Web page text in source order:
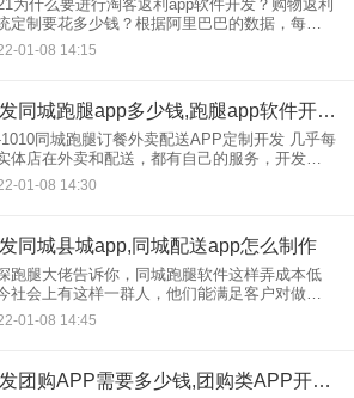
为什么要进行淘客返利app软件开发？购物返利
定制要花多少钱？根据阿里巴巴的数据，每天
三四点还是有很多人在淘宝、天猫等平台购
他们怎么赚钱？更重要的是，现在腾讯的名头
01-08 14:15
开发同城跑腿app多少钱,跑腿app软件开发多少钱
同城跑腿订餐外卖配送APP定制开发 几乎每
体店在外卖和配送，都有自己的服务，开发同
外卖跑腿订餐，配送APP有很大的商机。但这
同城跑腿订餐、外卖配送APP、开发？需花多
01-08 14:30
同城县城app,同城配送app怎么制作
跑腿大佬告诉你，同城跑腿软件这样弄成本低
社会上有这样一群人，他们能满足客户对做自
想做的事情的要求。说白了就是花钱买时间。
，人们生活节奏很快，没有时间做很多事情。
01-08 14:45
开发团购APP需要多少钱,团购类APP开发仿美团APP制作